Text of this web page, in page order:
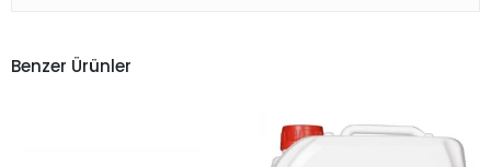
Benzer Ürünler